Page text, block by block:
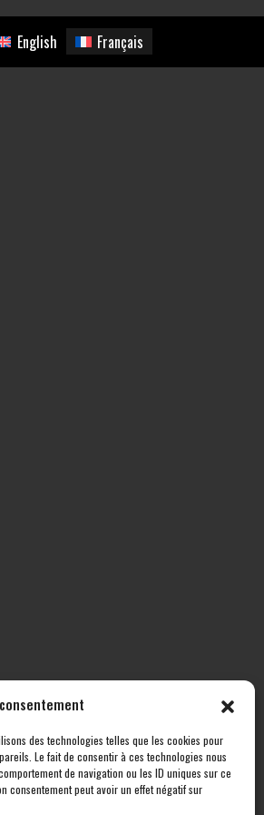
des technologies telles que les cookies pour
Le fait de consentir à ces technologies nous
de navigation ou les ID uniques sur ce
consentement peut avoir un effet négatif sur
English Français